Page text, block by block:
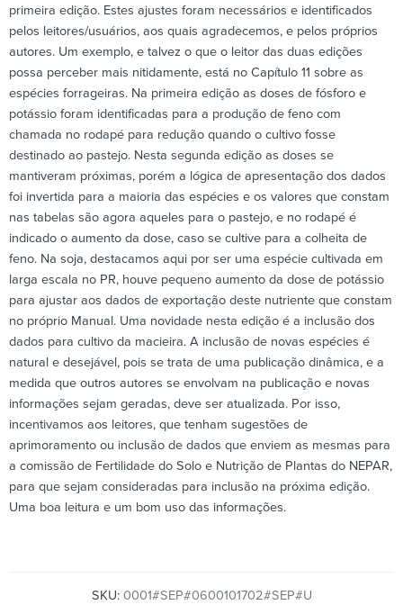
primeira edição. Estes ajustes foram necessários e identificados
pelos leitores/usuários, aos quais agradecemos, e pelos próprios
autores. Um exemplo, e talvez o que o leitor das duas edições
possa perceber mais nitidamente, está no Capítulo 11 sobre as
espécies forrageiras. Na primeira edição as doses de fósforo e
potássio foram identificadas para a produção de feno com
chamada no rodapé para redução quando o cultivo fosse
destinado ao pastejo. Nesta segunda edição as doses se
mantiveram próximas, porém a lógica de apresentação dos dados
foi invertida para a maioria das espécies e os valores que constam
nas tabelas são agora aqueles para o pastejo, e no rodapé é
indicado o aumento da dose, caso se cultive para a colheita de
feno. Na soja, destacamos aqui por ser uma espécie cultivada em
larga escala no PR, houve pequeno aumento da dose de potássio
para ajustar aos dados de exportação deste nutriente que constam
no próprio Manual. Uma novidade nesta edição é a inclusão dos
dados para cultivo da macieira. A inclusão de novas espécies é
natural e desejável, pois se trata de uma publicação dinâmica, e a
medida que outros autores se envolvam na publicação e novas
informações sejam geradas, deve ser atualizada. Por isso,
incentivamos aos leitores, que tenham sugestões de
aprimoramento ou inclusão de dados que enviem as mesmas para
a comissão de Fertilidade do Solo e Nutrição de Plantas do NEPAR,
para que sejam consideradas para inclusão na próxima edição.
Uma boa leitura e um bom uso das informações.
SKU: 0001#SEP#0600101702#SEP#U